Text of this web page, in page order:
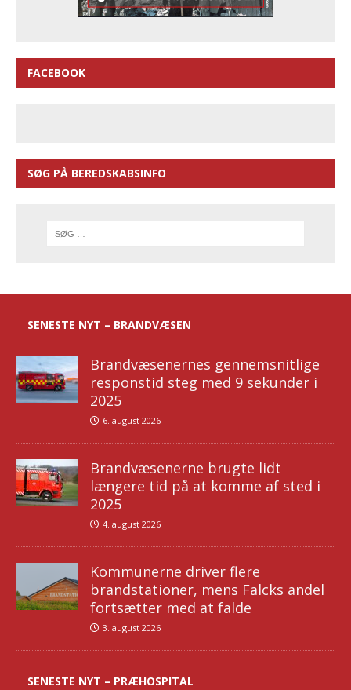
FACEBOOK
SØG PÅ BEREDSKABSINFO
SENESTE NYT – BRANDVÆSEN
Brandvæsenernes gennemsnitlige
responstid steg med 9 sekunder i
2025
6. august 2026
Brandvæsenerne brugte lidt
længere tid på at komme af sted i
2025
4. august 2026
Kommunerne driver flere
brandstationer, mens Falcks andel
fortsætter med at falde
3. august 2026
SENESTE NYT – PRÆHOSPITAL